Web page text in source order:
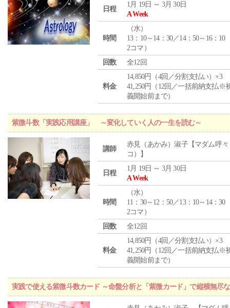
日程
1月 19日 ～ 3月 30日
A Week
時間
（水）
13：10～14：30／14：50～16：10
2コマ）
回数
全12回
料金
14,850円（4回／分割支払い）×3
41,250円（12回／一括前納支払※
義開始前まで）
紫微斗数「実践応用講座」 ～変化していく人の一生を読む～
講師
赤見（あかみ）淑子【マダム呼々
コ）】
日程
1月 19日 ～ 3月 30日
A Week
時間
（水）
11：30～12：50／13：10～14：30
2コマ）
回数
全12回
料金
14,850円（4回／分割支払い）×3
41,250円（12回／一括前納支払※
義開始前まで）
実践で使える紫微斗数カード ～命盤分析と「紫微カード」で縦横無尽